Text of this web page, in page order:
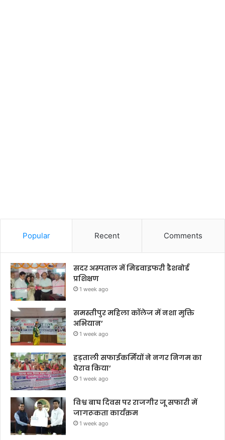
Popular Recent Comments
सदर अस्पताल में मिडवाइफरी डैशबोर्ड
प्रशिक्षण
1 week ago
समस्तीपुर महिला कॉलेज में नशा मुक्ति
अभियान’
1 week ago
हड़ताली सफाईकर्मियों ने नगर निगम का
घेराव किया’
1 week ago
विश्व बाघ दिवस पर राजगीर जू सफारी में
जागरूकता कार्यक्रम
1 week ago